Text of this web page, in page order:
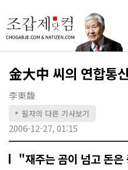
金大中 씨의 연합통
李東馥
▶ 필자의 다른 기사보기
2006-12-27, 01:15
"재주는 곰이 넘고 돈은